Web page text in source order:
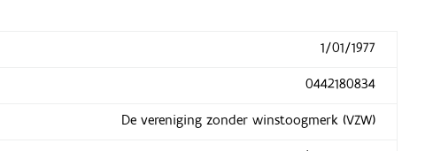
1/01/1977
0442180834
De vereniging zonder winstoogmerk (VZW)